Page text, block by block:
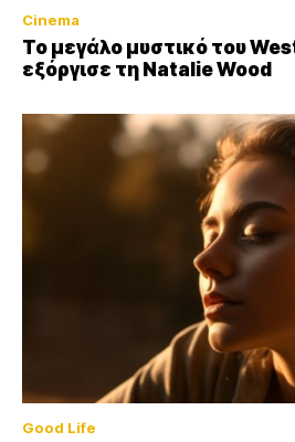
Cinema
Το μεγάλο μυστικό του
εξόργισε τη Natalie Wood
Good Life